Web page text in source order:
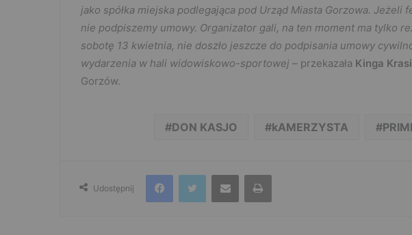
jako spółka miejska podlegająca pod Urząd Miasta Gorzowa. Jeżeli
nie podpiszemy umowy. Organizator gali, na ten moment ma tylko
sobotę 13 kwietnia, nie doszło jeszcze do podpisania umowy
wydarzenia w hali widowiskowo-sportowej – przekazała Kinga
Gorzów.
DON KASJO kAMERZYSTA
Udostępnij
FacebookTwitter Udostępnij przez e-mail Drukuj